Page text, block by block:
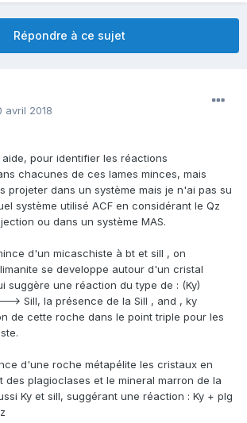
Répondre à ce sujet
avril 2018
pour identifier les réactions
chacunes de ces lames minces, mais
projeter dans un système mais je n'ai pas su
système utilisé ACF en considérant le Qz
ou dans un système MAS.
d'un micaschiste à bt et sill , on
se developpe autour d'un cristal
suggère une réaction du type de : (Ky)
Sill, la présence de la Sill , and , ky
de cette roche dans le point triple pour les
d'une roche métapélite les cristaux en
des plagioclases et le mineral marron de la
Ky et sill, suggérant une réaction : Ky + plg